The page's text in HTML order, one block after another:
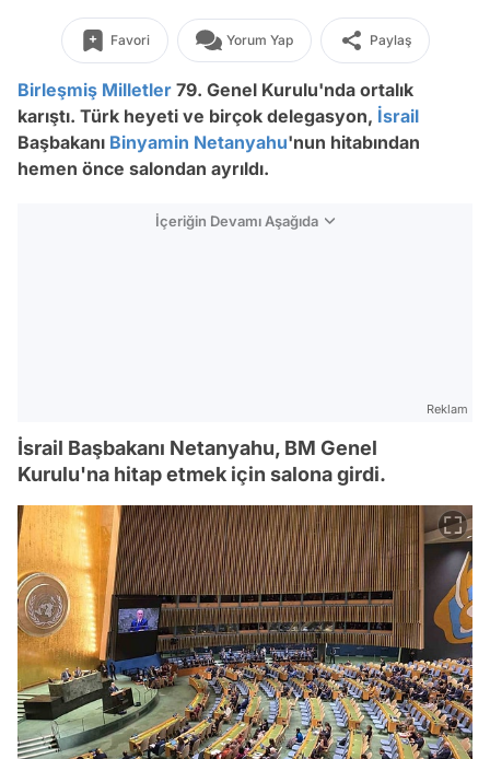
Favori Yorum Yap Paylaş
Birleşmiş Milletler 79. Genel Kurulu'nda ortalık
karıştı. Türk heyeti ve birçok delegasyon, İsrail
Başbakanı Binyamin Netanyahu'nun hitabından
hemen önce salondan ayrıldı.
İçeriğin Devamı Aşağıda
Reklam
İsrail Başbakanı Netanyahu, BM Genel
Kurulu'na hitap etmek için salona girdi.